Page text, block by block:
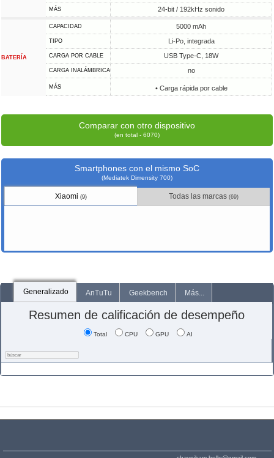
MÁS 24-bit / 192kHz sonido
BATERÍA
CAPACIDAD 5000 mAh
TIPO Li-Po, integrada
CARGA POR CABLE USB Type-C, 18W
CARGA INALÁMBRICA no
MÁS • Carga rápida por cable
Comparar con otro dispositivo
(en total - 6070)
Smartphones con el mismo SoC
(Mediatek Dimensity 700)
Xiaomi (9) Todas las marcas (69)
Generalizado AnTuTu Geekbench Más...
Resumen de calificación de desempeño
Total CPU GPU AI